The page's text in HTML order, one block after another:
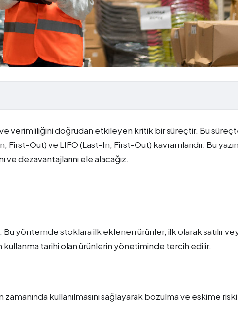
ve verimliliğini doğrudan etkileyen kritik bir süreçtir. Bu
Out) ve LIFO (Last-In, First-Out) kavramlarıdır. Bu
dezavantajlarını ele alacağız.
Bu yöntemde stoklara ilk eklenen ürünler, ilk olarak satılır
kullanma tarihi olan ürünlerin yönetiminde tercih edilir.
kullanılmasını sağlayarak bozulma ve eskime